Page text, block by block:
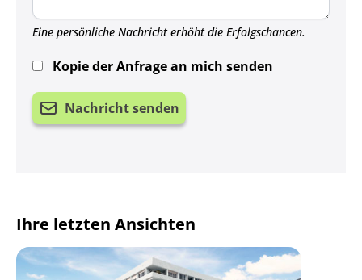
Eine persönliche Nachricht erhöht die Erfolgschancen.
Kopie der Anfrage an mich senden
Nachricht senden
Ihre letzten Ansichten